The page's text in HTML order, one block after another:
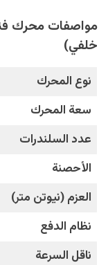
خلفي)
نوع المحرك
سعة المحرك
عدد السلندرات
الأحصنة
العزم (نيوتن متر)
نظام الدفع
ناقل السرعة